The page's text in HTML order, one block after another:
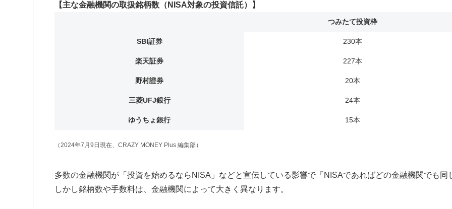
【主な金融機関の取扱銘柄数（NISA対象の投資信託）】
つみたて投資枠
SBI証券 230本
楽天証券 227本
野村證券 20本
三菱UFJ銀行 24本
ゆうちょ銀行 15本
（2024年7月9日現在、CRAZY MONEY Plus 編集部）
多数の金融機関が「投資を始めるならNISA」などと宣伝している影響で「NISAであればどの金融機関でも
しかし銘柄数や手数料は、金融機関によって大きく異なります。